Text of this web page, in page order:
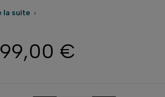
la suite 
€